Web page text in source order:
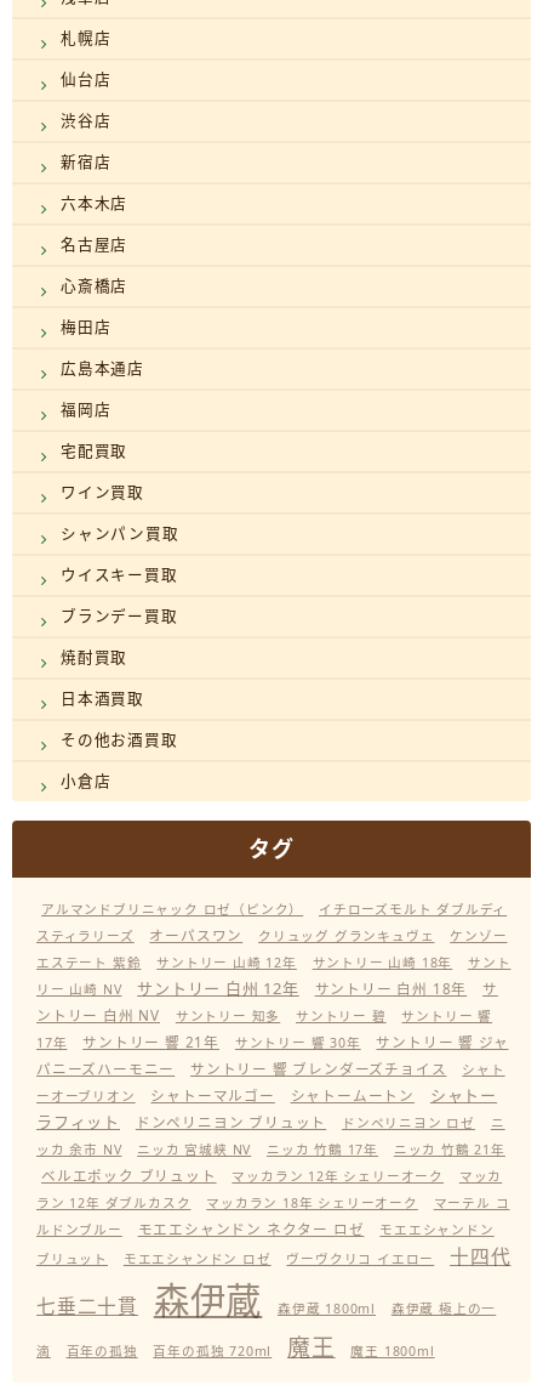
札幌店
仙台店
渋谷店
新宿店
六本木店
名古屋店
心斎橋店
梅田店
広島本通店
福岡店
宅配買取
ワイン買取
シャンパン買取
ウイスキー買取
ブランデー買取
焼酎買取
日本酒買取
その他お酒買取
小倉店
タグ
アルマンドブリニャック ロゼ（ピンク）
イチローズモルト ダブルディ
スティラリーズ
オーパスワン クリュッグ グランキュヴェ
ケンゾー
エステート 紫鈴
サントリー 山崎 12年 サントリー 山崎 18年
サント
リー 山崎 NV
サントリー 白州 12年 サントリー 白州 18年
サ
ントリー 白州 NV
サントリー 知多 サントリー 碧
サントリー 響
17年
サントリー 響 21年 サントリー 響 30年
サントリー 響 ジャ
パニーズハーモニー
サントリー 響 ブレンダーズチョイス
シャト
ーオーブリオン
シャトーマルゴー シャトームートン
シャトー
ラフィット
ドンペリニヨン ブリュット ドンペリニヨン ロゼ
ニ
ッカ 余市 NV
ニッカ 宮城峡 NV ニッカ 竹鶴 17年 ニッカ 竹鶴 21年
ベルエポック ブリュット マッカラン 12年 シェリーオーク
マッカ
ラン 12年 ダブルカスク
マッカラン 18年 シェリーオーク
マーテル コ
ルドンブルー
モエエシャンドン ネクター ロゼ
モエエシャンドン
ブリュット
モエエシャンドン ロゼ ヴーヴクリコ イエロー
十四代
七垂二十貫
森伊蔵 森伊蔵 1800ml 森伊蔵 極上の一
滴 百年の孤独 百年の孤独 720ml 魔王 魔王 1800ml